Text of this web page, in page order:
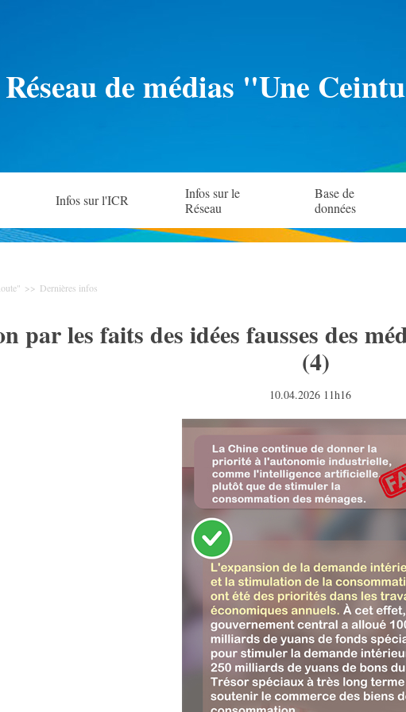
Réseau de médias "Une
Infos sur l'ICR
Infos sur le
Réseau
Base de
données
>> Dernières infos
par les faits des idées fausses des
(4)
10.04.2026 11h16